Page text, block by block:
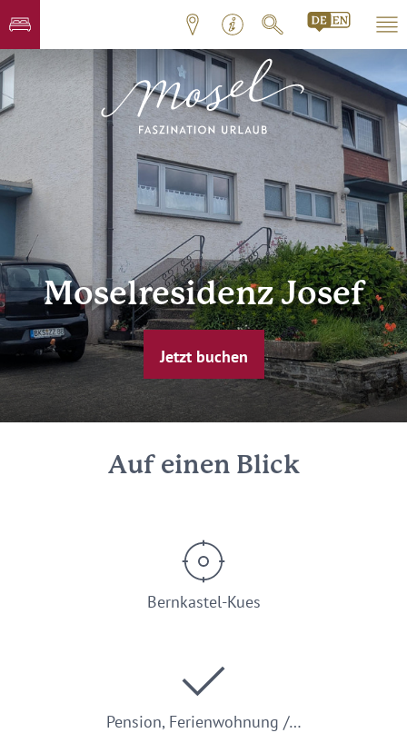
Moselresidenz Josef
Jetzt buchen
Auf einen Blick
Bernkastel-Kues
Pension, Ferienwohnung /…